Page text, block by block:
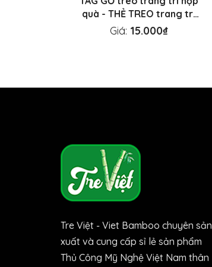
quà - THẺ TREO trang trí
Tết, treo mai đào
Giá: 15.000₫
Tre Việt - Viet Bamboo chuyên sản
xuất và cung cấp sỉ lẻ sản phẩm
Thủ Công Mỹ Nghệ Việt Nam thân